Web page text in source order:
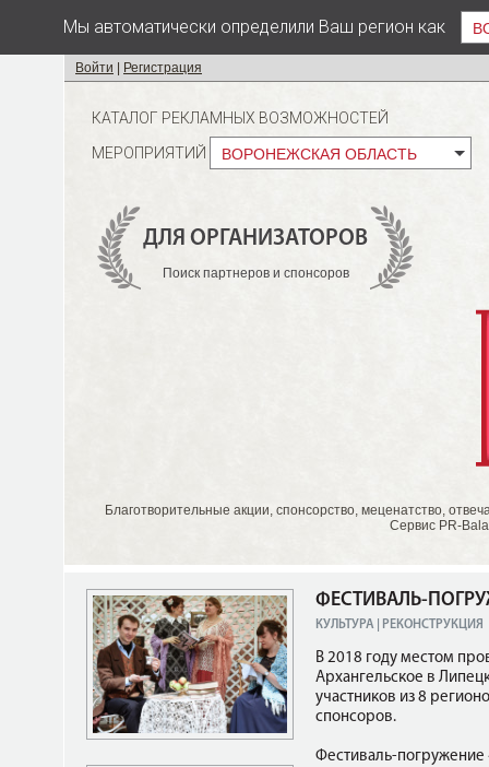
Мы автоматически определили Ваш регион как
Войти Регистрация
КАТАЛОГ РЕКЛАМНЫХ ВОЗМОЖНОСТЕЙ
МЕРОПРИЯТИЙ
ВОРОНЕЖСКАЯ ОБЛАСТЬ
ДЛЯ ОРГАНИЗАТОРОВ
Поиск партнеров и спонсоров
Благотворительные акции, спонсорство, меценатство,
Сервис PR-
ФЕСТИВАЛЬ-
КУЛЬТУРА | РЕКОНСТРУКЦИЯ
В 2018 году местом
Архангельское в
участников из 8
спонсоров.
Фестиваль-погружение